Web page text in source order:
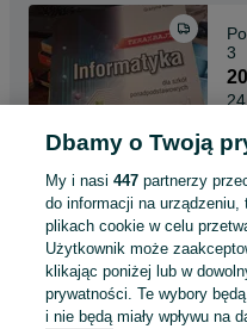
3
Dbamy o Twoją
My i nasi447 partnerzy
do informacji na
plikach cookie w celu
Użytkownik może
klikając poniżej lub w
prywatności. Te wybory
i nie będą miały wpływu na